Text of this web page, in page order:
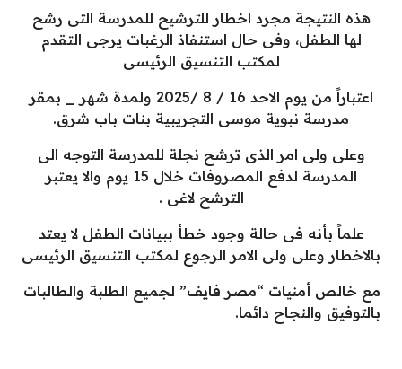
هذه النتيجة مجرد اخطار للترشيح للمدرسة التى رشح
لها الطفل، وفى حال استنفاذ الرغبات يرجى التقدم
لمكتب التنسيق الرئيسى
اعتباراً من يوم الاحد 16 / 8 /2025 ولمدة شهر _ بمقر
مدرسة نبوية موسى التجريبية بنات باب شرق.
وعلى ولى امر الذى ترشح نجلة للمدرسة التوجه الى
المدرسة لدفع المصروفات خلال 15 يوم والا يعتبر
الترشح لاغى .
علماً بأنه فى حالة وجود خطأ ببيانات الطفل لا يعتد
بالاخطار وعلى ولى الامر الرجوع لمكتب التنسيق الرئيسى
مع خالص أمنيات “مصر فايف” لجميع الطلبة والطالبات
بالتوفيق والنجاح دائما.